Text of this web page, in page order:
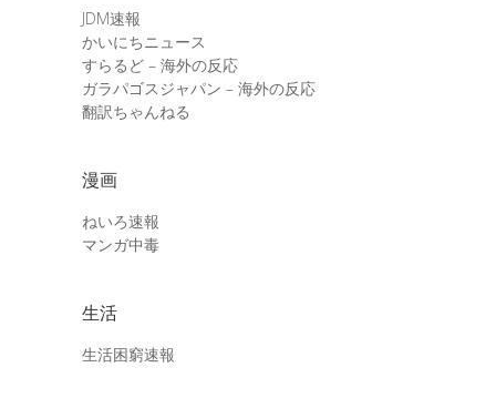
JDM速報
かいにちニュース
すらるど – 海外の反応
ガラパゴスジャパン – 海外の反応
翻訳ちゃんねる
漫画
ねいろ速報
マンガ中毒
生活
生活困窮速報